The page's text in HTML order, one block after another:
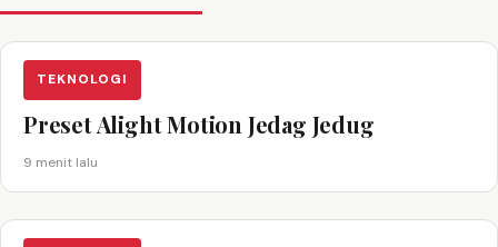
TEKNOLOGI
Preset Alight Motion Jedag Jedug
9 menit lalu